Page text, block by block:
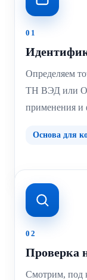
01
Определяем
ТН ВЭД или
применения и
Основа для
02
Проверка
Смотрим, под